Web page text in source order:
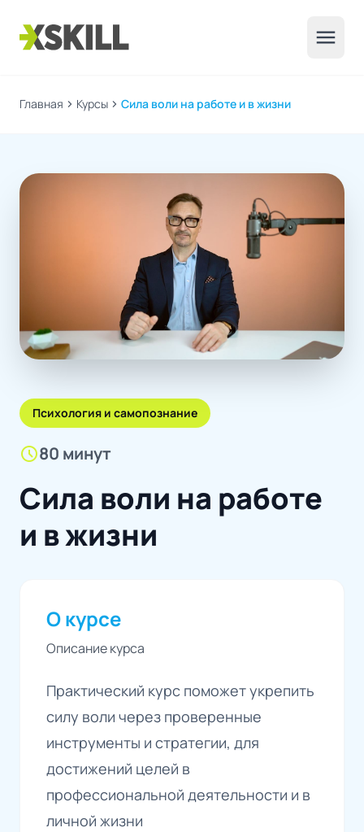
menu
Главная chevron_right Курсы chevron_right Сила воли на работе и в жизни
Психология и самопознание
schedule80 минут
Сила воли на работе
и в жизни
О курсе
Описание курса
Практический курс поможет укрепить
силу воли через проверенные
инструменты и стратегии, для
достижений целей в
профессиональной деятельности и в
личной жизни